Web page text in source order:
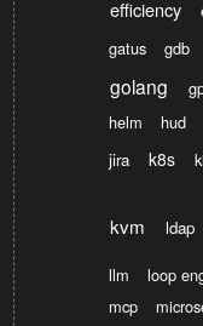
efficiency
gatus
gdb
golang
helm hud
jira
k8s
kvm ldap
llm loop
mcp